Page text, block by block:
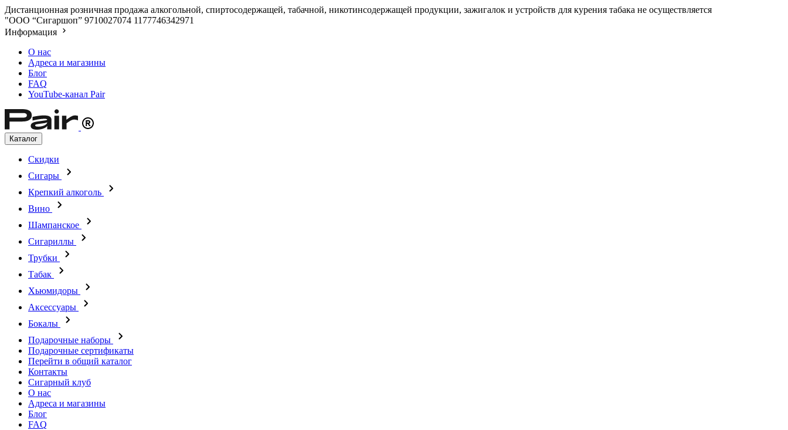
Дистанционная розничная продажа алкогольной, спиртосодержащей, табачной, никотинсодержащей продукции, зажигалок и устройств для курения табака не осуществляется
"ООО “Сигаршоп” 9710027074 1177746342971
Информация
О нас
Адреса и магазины
Блог
FAQ
YouTube-канал Pair
Каталог
Скидки
Сигары
Крепкий алкоголь
Вино
Шампанское
Сигариллы
Трубки
Табак
Хьюмидоры
Аксессуары
Бокалы
Подарочные наборы
Подарочные сертификаты
Перейти в общий каталог
Контакты
Сигарный клуб
О нас
Адреса и магазины
Блог
FAQ